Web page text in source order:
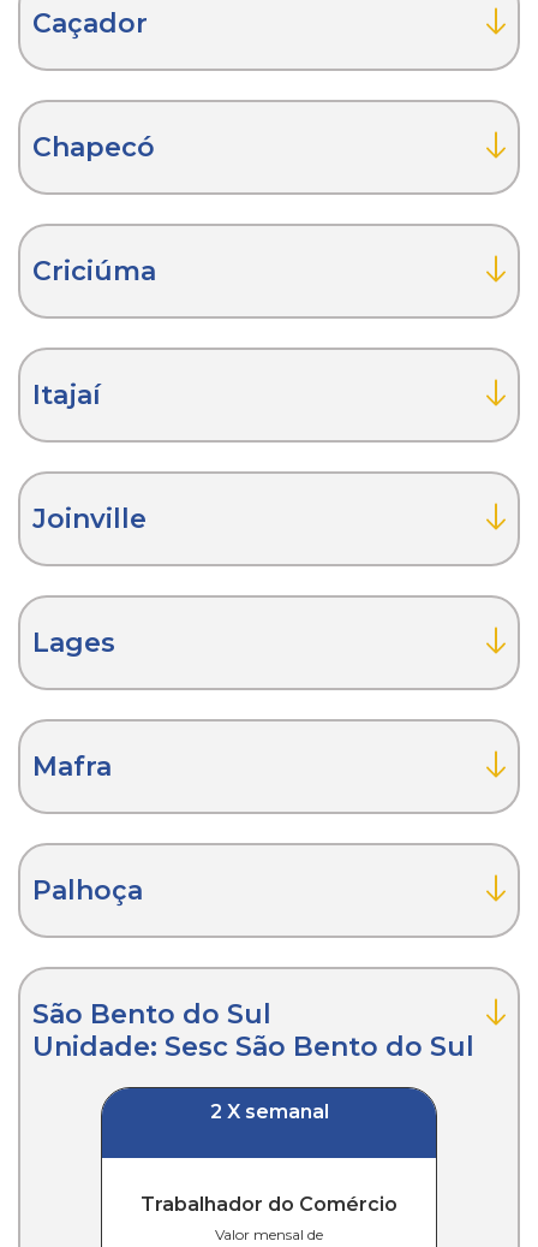
Caçador
Chapecó
Criciúma
Itajaí
Joinville
Lages
Mafra
Palhoça
São Bento do Sul
Unidade: Sesc São Bento do Sul
2 X semanal
Trabalhador do Comércio
Valor mensal de